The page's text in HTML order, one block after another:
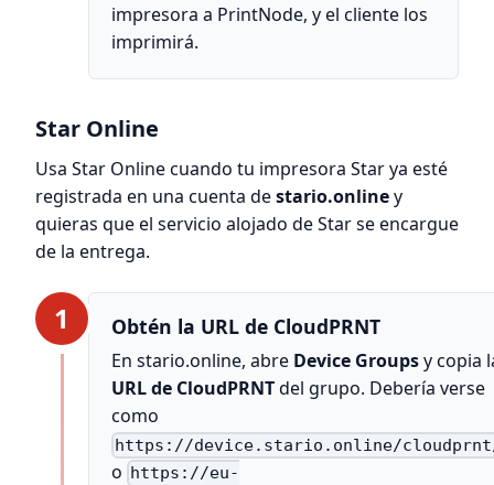
impresora a PrintNode, y el cliente los
imprimirá.
Star Online
Usa Star Online cuando tu impresora Star ya esté
registrada en una cuenta destario.onliney
quieras que el servicio alojado de Star se encargue
de la entrega.
1 Obtén la URL de CloudPRNT
En stario.online, abre Device Groupsy copia
URL de CloudPRNTdel grupo. Debería verse
como
https://device.stario.online/
o https://eu-